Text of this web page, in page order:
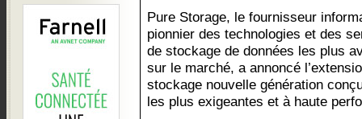
Pure Storage, le fournisseur
pionnier des technologies et des
de stockage de données les plus
sur le marché, a annoncé
stockage nouvelle génération
les plus exigeantes et à haute